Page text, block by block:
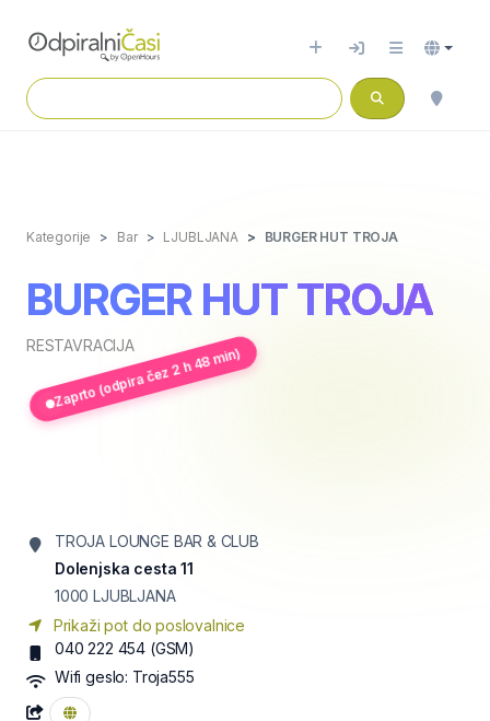
Kategorije Bar LJUBLJANA BURGER HUT TROJA
BURGER HUT TROJA
RESTAVRACIJA
Zaprto (odpira čez 2 h 48 min)
TROJA LOUNGE BAR & CLUB
Dolenjska cesta 11
1000LJUBLJANA
Prikaži pot do poslovalnice
040 222 454 (GSM)
Wifi geslo: Troja555